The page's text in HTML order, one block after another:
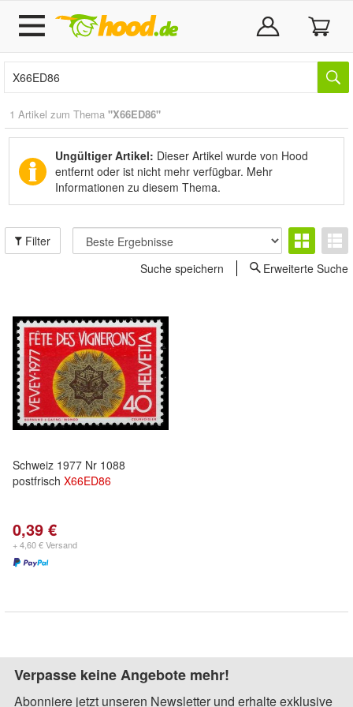
1 Artikel zum Thema "X66ED86"
Ungültiger Artikel: Dieser Artikel wurde von Hood
entfernt oder ist nicht mehr verfügbar. Mehr
Informationen zu diesem Thema.
Filter
Suche speichern
Erweiterte Suche
Schweiz 1977 Nr 1088
postfrisch X66ED86
0,39 €
+ 4,60 € Versand
Verpasse keine Angebote mehr!
Abonniere jetzt unseren Newsletter und erhalte exklusive